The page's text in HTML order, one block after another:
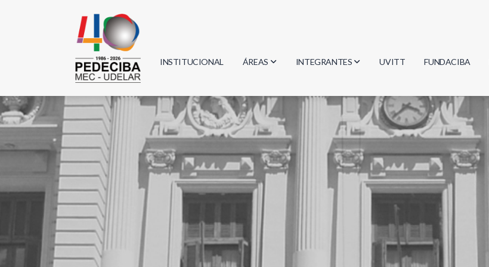
INSTITUCIONAL ÁREAS
Biología
Física
Geociencias
Informática
Matemática
INTEGRANTES
Investigadores
Estudiantes
Egresados
UVITT FUNDACIBA